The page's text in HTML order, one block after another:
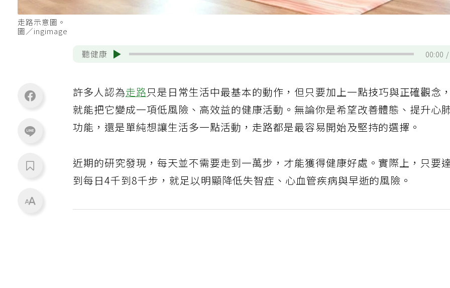
走路示意圖。
圖／ingimage
聽健康 00:00
許多人認為走路只是日常生活中最基本的動作，但只要加上一點技巧與正確觀念，
就能把它變成一項低風險、高效益的健康活動。無論你是希望改善體態、提升心
功能，還是單純想讓生活多一點活動，走路都是最容易開始及堅持的選擇。
近期的研究發現，每天並不需要走到一萬步，才能獲得健康好處。實際上，只要
到每日4千到8千步，就足以明顯降低失智症、心血管疾病與早逝的風險。